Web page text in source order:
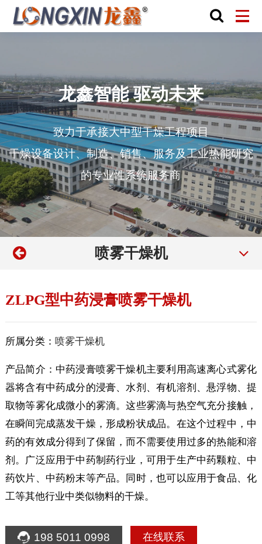
龙鑫智能 驱动未来
致力于承接大中型干燥工程项目
干燥设备设计、制造、销售、服务及工业热能研究
的专业性系统服务商
喷雾干燥机
ZLPG型中药浸膏喷雾干燥机
所属分类： 喷雾干燥机
产品简介：中药浸膏喷雾干燥机主要利用高速离心式雾化
器将含有中药成分的浸膏、水剂、有机溶剂、悬浮物、提
取物等雾化成微小的雾滴。这些雾滴与热空气充分接触，
在瞬间完成蒸发干燥，形成粉状成品。在这个过程中，中
药的有效成分得到了保留，而不需要使用过多的热能和溶
剂。广泛应用于中药制药行业，可用于生产中药颗粒、中
药饮片、中药粉末等产品。同时，也可以应用于食品、化
工等其他行业中类似物料的干燥。
198 5011 0998 在线联系